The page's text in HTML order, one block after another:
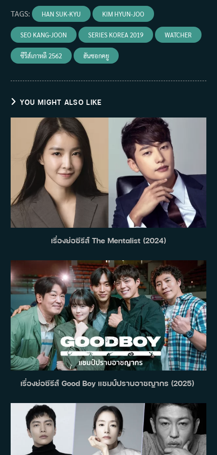
TAGS: HAN SUK-KYU KIM HYUN-JOO
SEO KANG-JOON SERIES KOREA 2019 WATCHER
ซีรีส์เกาหลี 2562 ฮันซอกคยู
YOU MIGHT ALSO LIKE
เรื่องย่อซีรีส์ The Mentalist (2024)
เรื่องย่อซีรีส์ Good Boy แชมป์ปราบอาชญากร (2025)